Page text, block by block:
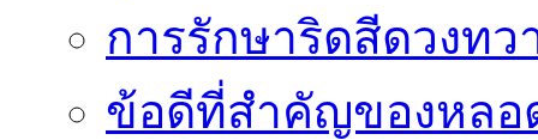
การรักษาริดสีดวงทว
ข้อดีที่สำคัญของหลอ